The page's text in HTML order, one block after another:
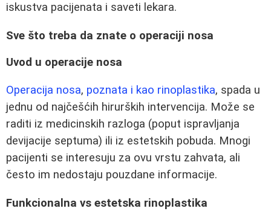
iskustva pacijenata i saveti lekara.
Sve što treba da znate o operaciji nosa
Uvod u operacije nosa
Operacija nosa, poznata i kao rinoplastika, spada u
jednu od najčešćih hirurških intervencija. Može se
raditi iz medicinskih razloga (poput ispravljanja
devijacije septuma) ili iz estetskih pobuda. Mnogi
pacijenti se interesuju za ovu vrstu zahvata, ali
često im nedostaju pouzdane informacije.
Funkcionalna vs estetska rinoplastika